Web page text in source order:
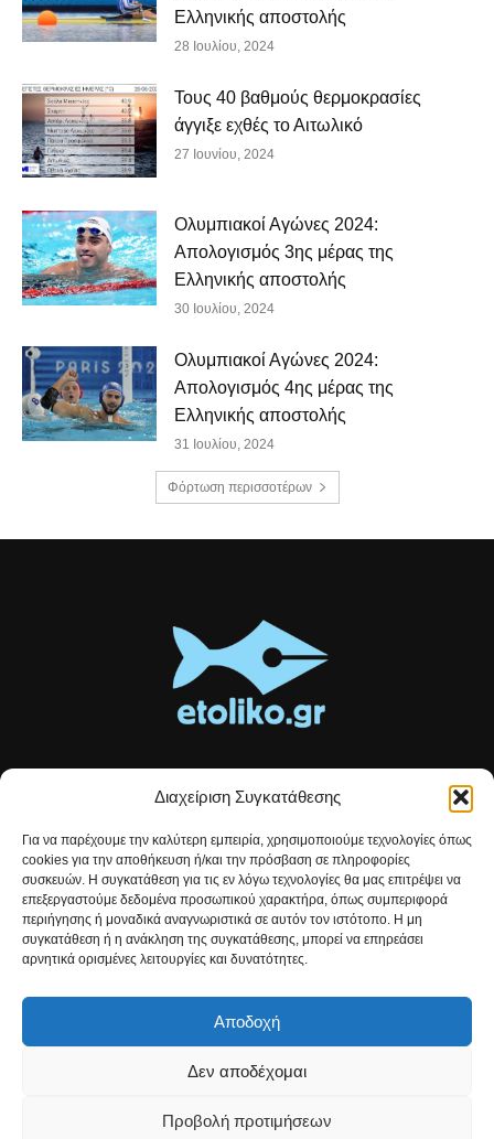
Διαχείριση Συγκατάθεσης
Για να παρέχουμε την καλύτερη εμπειρία, χρησιμοποιούμε τεχνολογίες όπως
cookies για την αποθήκευση ή/και την πρόσβαση σε πληροφορίες
συσκευών. Η συγκατάθεση για τις εν λόγω τεχνολογίες θα μας επιτρέψει να
επεξεργαστούμε δεδομένα προσωπικού χαρακτήρα, όπως συμπεριφορά
περιήγησης ή μοναδικά αναγνωριστικά σε αυτόν τον ιστότοπο. Η μη
συγκατάθεση ή η ανάκληση της συγκατάθεσης, μπορεί να επηρεάσει
αρνητικά ορισμένες λειτουργίες και δυνατότητες.
Αποδοχή
Δεν αποδέχομαι
Προβολή προτιμήσεων
Ελληνικής αποστολής
28 Ιουλίου, 2024
Τους 40 βαθμούς θερμοκρασίες
άγγιξε εχθές το Αιτωλικό
27 Ιουνίου, 2024
Ολυμπιακοί Αγώνες 2024:
Απολογισμός 3ης μέρας της
Ελληνικής αποστολής
30 Ιουλίου, 2024
Ολυμπιακοί Αγώνες 2024:
Απολογισμός 4ης μέρας της
Ελληνικής αποστολής
31 Ιουλίου, 2024
Φόρτωση περισσοτέρων
Τοπικές ειδήσεις, αναλύσεις και ιστορίες από το Αιτωλικό
Αρθρογραφία που συνδέει, εμπνέει και ενημερώνει.
Επικοινωνήστε μαζί μας:etolikogr@gmail.com
ΒΡΕΙΤΕ ΜΑΣ